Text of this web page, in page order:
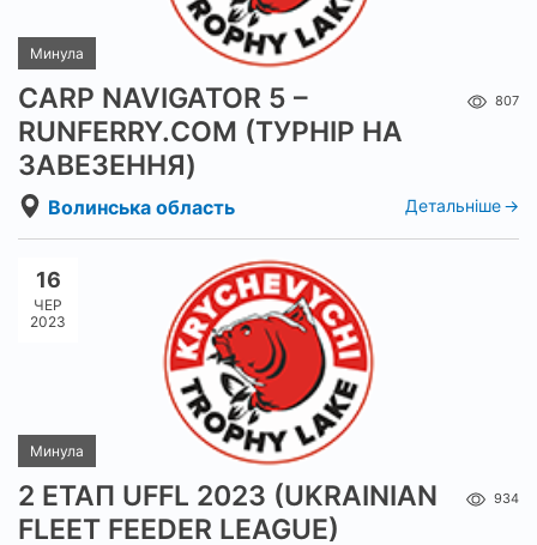
Минула
CARP NAVIGATOR 5 –
RUNFERRY.COM (ТУРНІР НА
ЗАВЕЗЕННЯ)
807
Волинська область Детальніше
16
ЧЕР
2023
Минула
2 ЕТАП UFFL 2023 (UKRAINIAN
FLEET FEEDER LEAGUE)
934